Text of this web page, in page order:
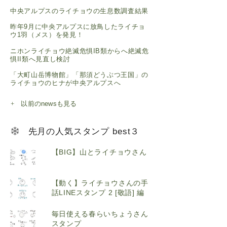
中央アルプスのライチョウの生息数調査結果
昨年9月に中央アルプスに放鳥したライチョ
ウ1羽（メス）を発見！
ニホンライチョウ絶滅危惧IB類からへ絶滅危
惧II類へ見直し検討
「大町山岳博物館」「那須どうぶつ王国」の
ライチョウのヒナが中央アルプスへ
以前のnewsも見る
先月の人気スタンプ best３
【BIG】山とライチョウさん
【動く】ライチョウさんの手
話LINEスタンプ 2 [敬語] 編
毎日使える春らいちょうさん
スタンプ